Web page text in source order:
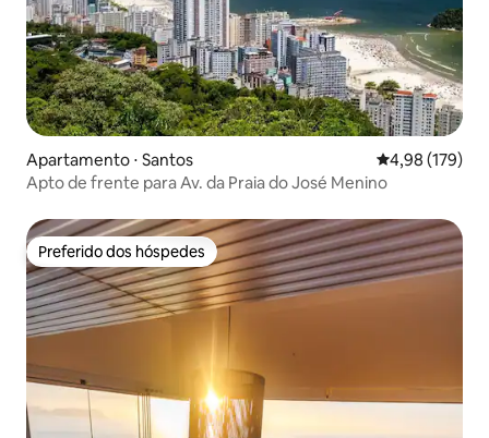
Apartamento ⋅ Santos 4,98 de uma
4,98 (179)
Apto de frente para Av. da Praia do José Menino
Preferido dos hóspedes
Preferido dos hóspedes